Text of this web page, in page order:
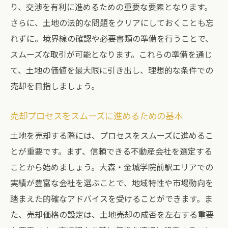
り、交渉を有利に進めるための重要な要素となります。
さらに、土地の法的な問題をクリアにしておくことも忘
れずに。境界線の確認や必要書類の準備を行うことで、
スムーズな取引が可能となります。これらの準備を通じ
て、土地の価値を最大限に引き出し、理想的な条件での
売却を目指しましょう。
売却プロセスをスムーズに進めるための基本
土地を売却する際には、プロセスをスムーズに進めるこ
とが重要です。まず、信頼できる不動産会社を選定する
ことから始めましょう。大森・金城学院前駅エリアでの
実績が豊富な会社を選ぶことで、地域特性や市場動向を
踏まえた的確なアドバイスを受けることができます。ま
た、売却価格の設定は、土地売却の成否を左右する重要